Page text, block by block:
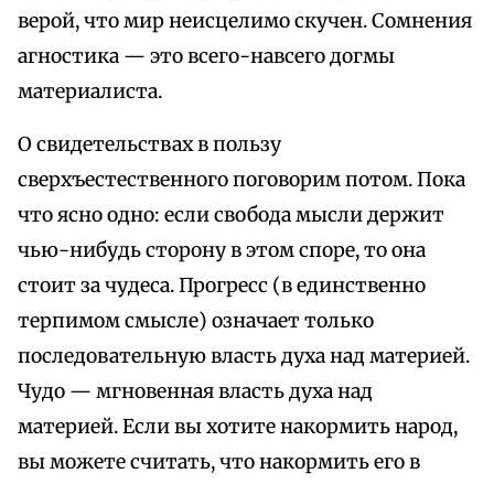
верой, что мир неисцелимо скучен. Сомнения
агностика — это всего-навсего догмы
материалиста.
О свидетельствах в пользу
сверхъестественного поговорим потом. Пока
что ясно одно: если свобода мысли держит
чью-нибудь сторону в этом споре, то она
стоит за чудеса. Прогресс (в единственно
терпимом смысле) означает только
последовательную власть духа над материей.
Чудо — мгновенная власть духа над
материей. Если вы хотите накормить народ,
вы можете считать, что накормить его в